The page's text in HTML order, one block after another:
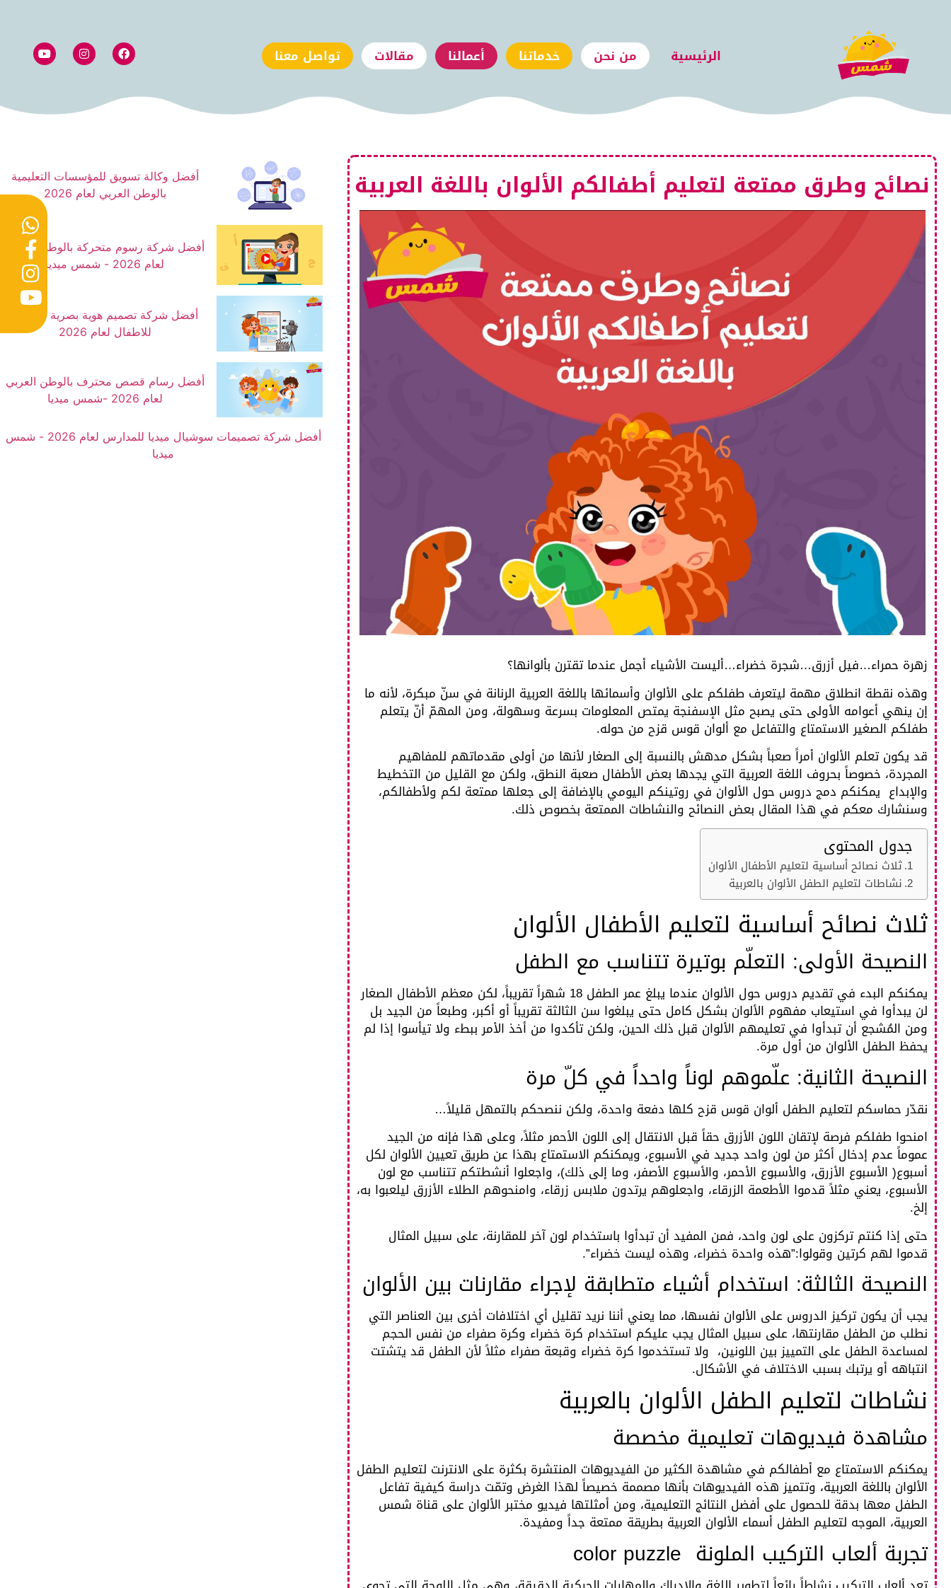
الرئيسية من نحن خدماتنا أعمالنا مقالات تواصل معنا
نصائح وطرق ممتعة لتعليم أطفالكم الألوان باللغة العربية
زهرة حمراء…فيل أزرق…شجرة خضراء…أليست الأشياء أجمل عندما تقترن بألوانها؟
وهذه نقطة انطلاق مهمة ليتعرف طفلكم على الألوان وأسمائها باللغة العربية الرنانة في سنّ مبكرة، لأنه ما
إن ينهي أعوامه الأولى حتى يصبح مثل الإسفنجة يمتص المعلومات بسرعة وسهولة، ومن المهمّ أنّ يتعلم
طفلكم الصغير الاستمتاع والتفاعل مع ألوان قوس قزح من حوله.
قد يكون تعلم الألوان أمراً صعباً بشكل مدهش بالنسبة إلى الصغار لأنها من أولى مقدماتهم للمفاهيم
المجردة، خصوصاً بحروف اللغة العربية التي يجدها بعض الأطفال صعبة النطق، ولكن مع القليل من التخطيط
والإبداع يمكنكم دمج دروس حول الألوان في روتينكم اليومي بالإضافة إلى جعلها ممتعة لكم ولأطفالكم،
وسنشارك معكم في هذا المقال بعض النصائح والنشاطات الممتعة بخصوص ذلك.
جدول المحتوى
ثلاث نصائح أساسية لتعليم الأطفال الألوان
نشاطات لتعليم الطفل الألوان بالعربية
ثلاث نصائح أساسية لتعليم الأطفال الألوان
النصيحة الأولى: التعلّم بوتيرة تتناسب مع الطفل
يمكنكم البدء في تقديم دروس حول الألوان عندما يبلغ عمر الطفل 18 شهراً تقريباً، لكن معظم الأطفال الصغار
لن يبدأوا في استيعاب مفهوم الألوان بشكل كامل حتى يبلغوا سن الثالثة تقريباً أو أكبر، وطبعاً من الجيد بل
ومن المُشجع أن تبدأوا في تعليمهم الألوان قبل ذلك الحين، ولكن تأكدوا من أخذ الأمر ببطء ولا تيأسوا إذا لم
يحفظ الطفل الألوان من أول مرة.
النصيحة الثانية: علّموهم لوناً واحداً في كلّ مرة
نقدّر حماسكم لتعليم الطفل ألوان قوس قزح كلها دفعة واحدة، ولكن ننصحكم بالتمهل قليلاً…
امنحوا طفلكم فرصة لإتقان اللون الأزرق حقاً قبل الانتقال إلى اللون الأحمر مثلاً، وعلى هذا فإنه من الجيد
عموماً عدم إدخال أكثر من لون واحد جديد في الأسبوع، ويمكنكم الاستمتاع بهذا عن طريق تعيين الألوان لكل
أسبوع( الأسبوع الأزرق، والأسبوع الأحمر، والأسبوع الأصفر، وما إلى ذلك)، واجعلوا أنشطتكم تتناسب مع لون
الأسبوع، يعني مثلاً قدموا الأطعمة الزرقاء، واجعلوهم يرتدون ملابس زرقاء، وامنحوهم الطلاء الأزرق ليلعبوا به،
إلخ.
حتى إذا كنتم تركزون على لون واحد، فمن المفيد أن تبدأوا باستخدام لون آخر للمقارنة، على سبيل المثال
قدموا لهم كرتين وقولوا:”هذه واحدة خضراء، وهذه ليست خضراء”.
النصيحة الثالثة: استخدام أشياء متطابقة لإجراء مقارنات بين الألوان
يجب أن يكون تركيز الدروس على الألوان نفسها، مما يعني أننا نريد تقليل أي اختلافات أخرى بين العناصر التي
نطلب من الطفل مقارنتها، على سبيل المثال يجب عليكم استخدام كرة خضراء وكرة صفراء من نفس الحجم
لمساعدة الطفل على التمييز بين اللونين، ولا تستخدموا كرة خضراء وقبعة صفراء مثلاً لأن الطفل قد يتشتت
انتباهه أو يرتبك بسبب الاختلاف في الأشكال.
نشاطات لتعليم الطفل الألوان بالعربية
مشاهدة فيديوهات تعليمية مخصصة
يمكنكم الاستمتاع مع أطفالكم في مشاهدة الكثير من الفيديوهات المنتشرة بكثرة على الانترنت لتعليم الطفل
الألوان باللغة العربية، وتتميز هذه الفيديوهات بأنها مصممة خصيصاً لهذا الغرض وتمّت دراسة كيفية تفاعل
الطفل معها بدقة للحصول على أفضل النتائج التعليمية، ومن أمثلتها فيديو مختبر الألوان على قناة شمس
العربية، الموجه لتعليم الطفل أسماء الألوان العربية بطريقة ممتعة جداً ومفيدة.
تجربة ألعاب التركيب الملونة color puzzle
أفضل وكالة تسويق للمؤسسات التعليمية
بالوطن العربي لعام 2026
أفضل شركة رسوم متحركة بالوطن العربي
لعام 2026 - شمس ميديا
أفضل شركة تصميم هوية بصرية مشروع
للاطفال لعام 2026
أفضل رسام قصص محترف بالوطن العربي
لعام 2026 -شمس ميديا
أفضل شركة تصميمات سوشيال ميديا للمدارس لعام 2026 - شمس
ميديا